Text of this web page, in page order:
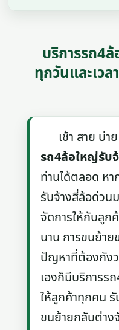
บริการรถ4
ทุกวันและเว
เช้า สาย บ่าย
รถ4ล้อใหญ่รับ
ท่านได้ตลอด ห
รับจ้างสี่ล้อด่วน
จัดการให้กับลูก
นาน การขนย้าย
ปัญหาที่ต้องกังว
เองก็มีบริการร
ให้ลูกค้าทุกคน รั
ขนย้ายกลับต่า